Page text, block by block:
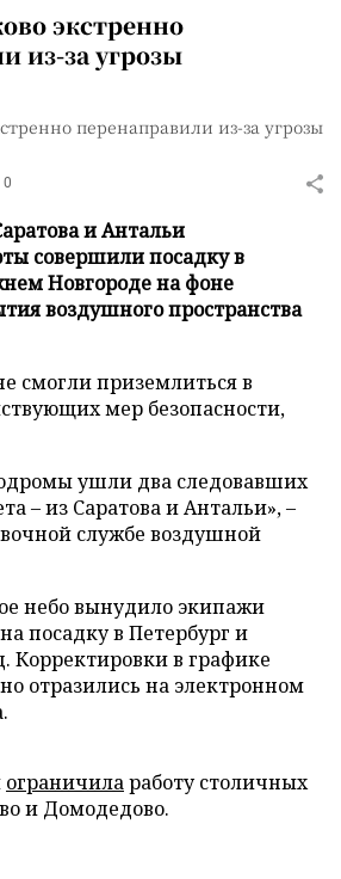
экстренно
из-за угрозы
перенаправили из-за угрозы
0
и Антальи
совершили посадку в
Новгороде на фоне
воздушного пространства
смогли приземлиться в
мер безопасности,
ушли два следовавших
– из Саратова и Антальи», –
службе воздушной
небо вынудило экипажи
посадку в Петербург и
в графике
отразились на электронном
ограничилаработу столичных
и Домодедово.